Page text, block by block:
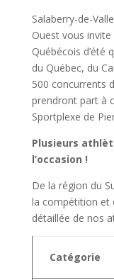
Salaberry-de-
Ouest vous
Québécois d’été
du Québec, du
500 concurrents
prendront part à
Sportplexe de
Plusieurs
l’occasion !
De la région du
la compétition et
détaillée de nos
Catégorie